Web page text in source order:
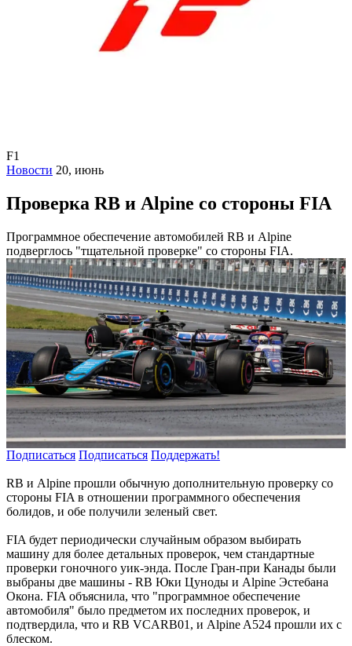
F1
Новости 20, июнь
Проверка RB и Alpine со стороны FIA
Программное обеспечение автомобилей RB и Alpine
подверглось "тщательной проверке" со стороны FIA.
Подписаться Подписаться Поддержать!
RB и Alpine прошли обычную дополнительную проверку со
стороны FIA в отношении программного обеспечения
болидов, и обе получили зеленый свет.
FIA будет периодически случайным образом выбирать
машину для более детальных проверок, чем стандартные
проверки гоночного уик-энда. После Гран-при Канады были
выбраны две машины - RB Юки Цуноды и Alpine Эстебана
Окона. FIA объяснила, что "программное обеспечение
автомобиля" было предметом их последних проверок, и
подтвердила, что и RB VCARB01, и Alpine A524 прошли их с
блеском.